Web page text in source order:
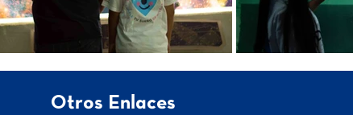
Otros Enlaces